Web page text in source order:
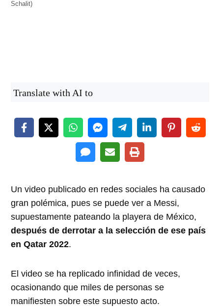
Schalit)
Translate with AI to
Un video publicado en redes sociales ha causado
gran polémica, pues se puede ver a Messi,
supuestamente pateando la playera de México,
después de derrotar a la selección de ese país
en Qatar 2022.
El video se ha replicado infinidad de veces,
ocasionando que miles de personas se
manifiesten sobre este supuesto acto.